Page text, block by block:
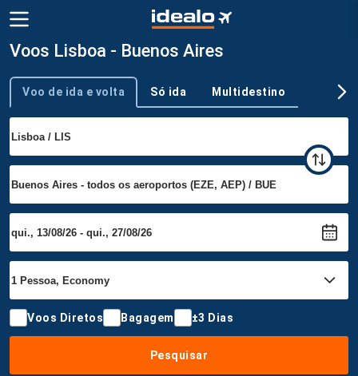
Voos Lisboa - Buenos Aires
Tipo de viagem
Voo de ida e volta Só ida Multidestino
Voos Diretos Bagagem ±3 Dias
Pesquisar